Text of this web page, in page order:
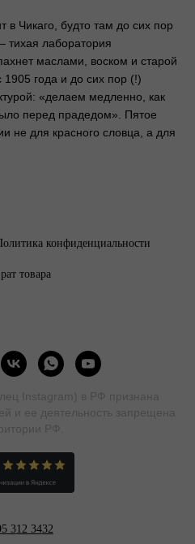
в Чикаго, будто там до сих пор
тихая лаборатория
маслами, воском и старой
года и до сих пор (!)
«делаем медленно, как
перед прадедом». Пятое
не для красного словца, а для
конфиденциальности
товара
Instagram) в РФ признана
и ее деятельность запрещена
РФ.
312 3432